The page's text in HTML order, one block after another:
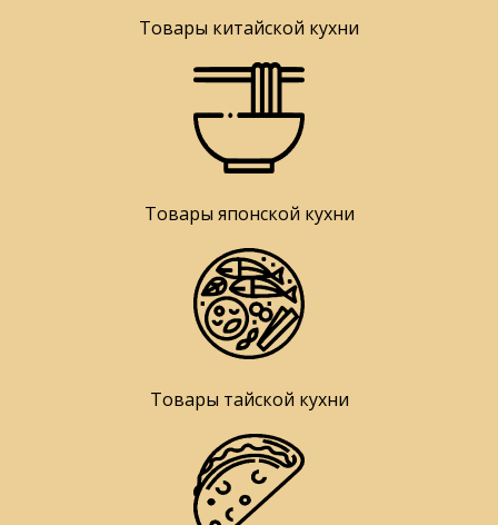
Товары китайской кухни
Товары японской кухни
Товары тайской кухни